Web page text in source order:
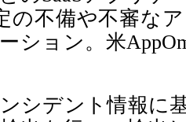
の不備や不審な
ション。米
シデント情報に